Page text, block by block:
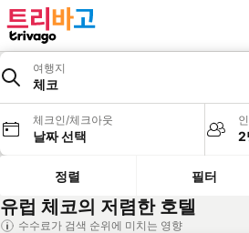
여행지
체코
체크인/체크아웃
날짜 선택 2
정렬 필터
유럽 체코의 저렴한 호텔
수수료가 검색 순위에 미치는 영향